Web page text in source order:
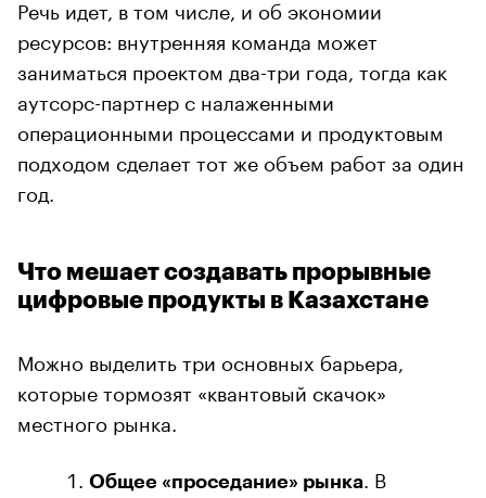
Речь идет, в том числе, и об экономии
ресурсов: внутренняя команда может
заниматься проектом два-три года, тогда как
аутсорс-партнер с налаженными
операционными процессами и продуктовым
подходом сделает тот же объем работ за один
год.
Что мешает создавать прорывные
цифровые продукты в Казахстане
Можно выделить три основных барьера,
которые тормозят «квантовый скачок»
местного рынка.
Общее «проседание» рынка
. В